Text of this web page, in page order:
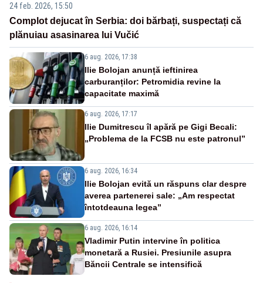
24 feb. 2026, 15:50
Complot dejucat în Serbia: doi bărbați, suspectați că
plănuiau asasinarea lui Vučić
6 aug. 2026, 17:38
Ilie Bolojan anunță ieftinirea
carburanților: Petromidia revine la
capacitate maximă
6 aug. 2026, 17:17
Ilie Dumitrescu îl apără pe Gigi Becali:
„Problema de la FCSB nu este patronul”
6 aug. 2026, 16:34
Ilie Bolojan evită un răspuns clar despre
averea partenerei sale: „Am respectat
întotdeauna legea”
6 aug. 2026, 16:14
Vladimir Putin intervine în politica
monetară a Rusiei. Presiunile asupra
Băncii Centrale se intensifică